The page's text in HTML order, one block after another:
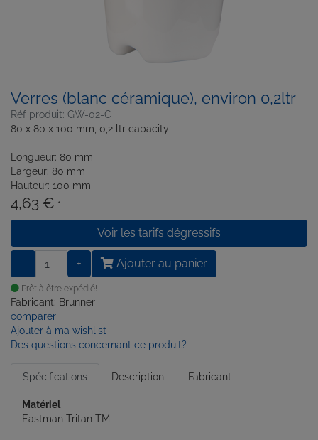
Verres (blanc céramique), environ 0,2ltr
Réf produit: GW-02-C
80 x 80 x 100 mm, 0,2 ltr capacity
Longueur: 80 mm
Largeur: 80 mm
Hauteur: 100 mm
4,63 € *
Voir les tarifs dégressifs
− + Ajouter au panier
Prêt à être expédié!
Fabricant: Brunner
comparer
Ajouter à ma wishlist
Des questions concernant ce produit?
Spécifications Description Fabricant
Matériel
Eastman Tritan TM